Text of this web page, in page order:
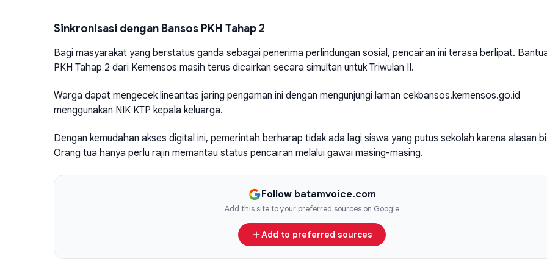
Sinkronisasi dengan Bansos PKH Tahap 2
Bagi masyarakat yang berstatus ganda sebagai penerima perlindungan sosial, pencairan ini terasa berlipat.
PKH Tahap 2 dari Kemensos masih terus dicairkan secara simultan untuk Triwulan II.
Warga dapat mengecek linearitas jaring pengaman ini dengan mengunjungi laman cekbansos.kemensos.go.id
menggunakan NIK KTP kepala keluarga.
Dengan kemudahan akses digital ini, pemerintah berharap tidak ada lagi siswa yang putus sekolah karena alasan
Orang tua hanya perlu rajin memantau status pencairan melalui gawai masing-masing.
Follow batamvoice.com
Add this site to your preferred sources on Google
Add to preferred sources